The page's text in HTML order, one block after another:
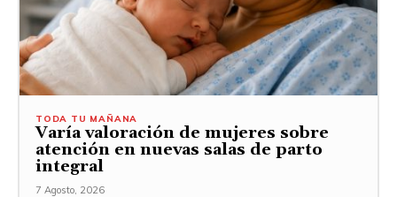
TODA TU MAÑANA
Varía valoración de mujeres sobre
atención en nuevas salas de parto
integral
7 Agosto, 2026